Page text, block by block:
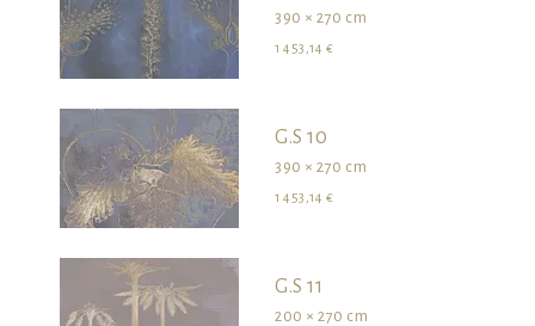
390 × 270 cm
1 453,14 €
G.S 10
390 × 270 cm
1 453,14 €
G.S 11
200 × 270 cm